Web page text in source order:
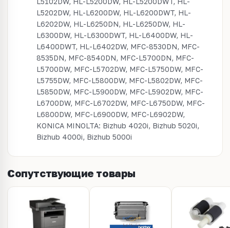
L5202DW, HL-L6200DW, HL-L6200DWT, HL-
L6202DW, HL-L6250DN, HL-L6250DW, HL-
L6300DW, HL-L6300DWT, HL-L6400DW, HL-
L6400DWT, HL-L6402DW, MFC-8530DN, MFC-
8535DN, MFC-8540DN, MFC-L5700DN, MFC-
L5700DW, MFC-L5702DW, MFC-L5750DW, MFC-
L5755DW, MFC-L5800DW, MFC-L5802DW, MFC-
L5850DW, MFC-L5900DW, MFC-L5902DW, MFC-
L6700DW, MFC-L6702DW, MFC-L6750DW, MFC-
L6800DW, MFC-L6900DW, MFC-L6902DW,
KONICA MINOLTA: Bizhub 4020i, Bizhub 5020i,
Bizhub 4000i, Bizhub 5000i
Сопутствующие товары